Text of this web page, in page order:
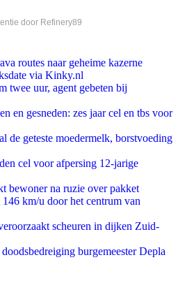
door Refinery89
routes naar geheime kazerne
via Kinky.nl
twee uur, agent gebeten bij
en gesneden: zes jaar cel en tbs voor
geteste moedermelk, borstvoeding
cel voor afpersing 12-jarige
bewoner na ruzie over pakket
km/u door het centrum van
scheuren in dijken Zuid-
burgemeester Depla